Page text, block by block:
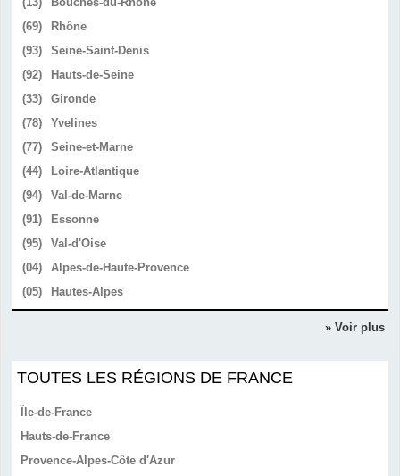
(69)
Rhône
(93)
Seine-Saint-Denis
(92)
Hauts-de-Seine
(33)
Gironde
(78)
Yvelines
(77)
Seine-et-Marne
(44)
Loire-Atlantique
(94)
Val-de-Marne
(91)
Essonne
(95)
Val-d'Oise
(04)
Alpes-de-Haute-Provence
(05)
Hautes-Alpes
» Voir plus
TOUTES LES RÉGIONS DE FRANCE
Île-de-France
Hauts-de-France
Provence-Alpes-Côte d'Azur